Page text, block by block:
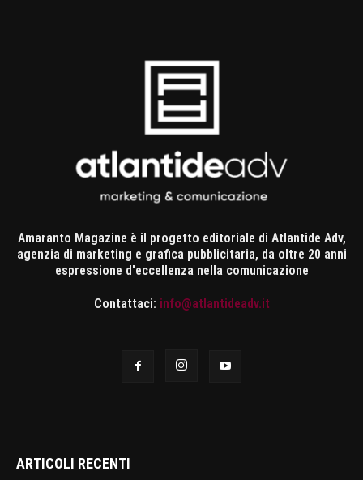
Amaranto Magazine è il progetto editoriale di Atlantide Adv,
agenzia di marketing e grafica pubblicitaria, da oltre 20 anni
espressione d'eccellenza nella comunicazione
Contattaci: info@atlantideadv.it
ARTICOLI RECENTI